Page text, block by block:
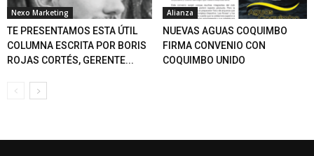
Nexo Marketing
TE PRESENTAMOS ESTA ÚTIL
COLUMNA ESCRITA POR BORIS
ROJAS CORTÉS, GERENTE...
Alianza
NUEVAS AGUAS COQUIMBO
FIRMA CONVENIO CON
COQUIMBO UNIDO